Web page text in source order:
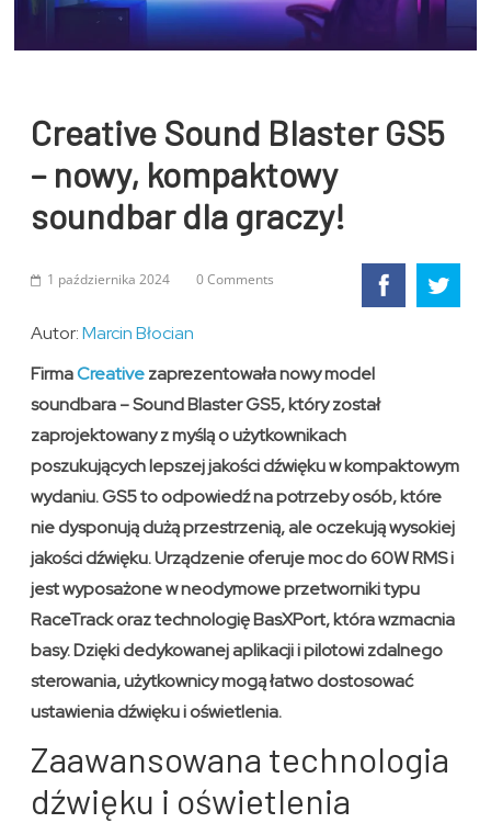
Creative Sound Blaster GS5
– nowy, kompaktowy
soundbar dla graczy!
1 października 2024 0 Comments
Autor:Marcin Błocian
FirmaCreativezaprezentowała nowy model
soundbara – Sound Blaster GS5, który został
zaprojektowany z myślą o użytkownikach
poszukujących lepszej jakości dźwięku w kompaktowym
wydaniu. GS5 to odpowiedź na potrzeby osób, które
nie dysponują dużą przestrzenią, ale oczekują wysokiej
jakości dźwięku. Urządzenie oferuje moc do 60W RMS i
jest wyposażone w neodymowe przetworniki typu
RaceTrack oraz technologię BasXPort, która wzmacnia
basy. Dzięki dedykowanej aplikacji i pilotowi zdalnego
sterowania, użytkownicy mogą łatwo dostosować
ustawienia dźwięku i oświetlenia.
Zaawansowana technologia
dźwięku i oświetlenia